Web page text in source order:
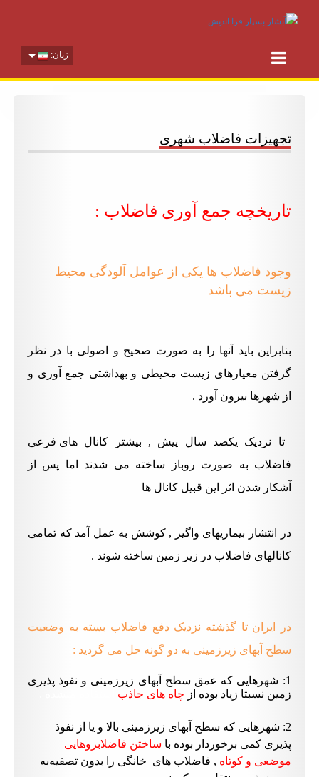
زبان:
تجهیزات فاضلاب شهری
تاریخچه جمع آوری فاضلاب :
وجود فاضلاب ها یکی از عوامل آلودگی محیط
زیست می باشد
بنابراین باید آنها را به صورت صحیح و اصولی با در نظر
گرفتن معیارهای زیست محیطی و بهداشتی جمع آوری و
از شهرها بیرون آورد .
تا نزدیک یکصد سال پیش , بیشتر کانال های فرعی
فاضلاب به صورت روباز ساخته می شدند اما پس از
آشکار شدن اثر این قبیل کانال ها
در انتشاربیماریهای واگیر , کوشش به عمل آمد که تمامی
کانالهای فاضلاب در زیر زمین ساخته شوند .
در ایران تا گذشته نزدیک دفع فاضلاب بسته به وضعیت
سطح آبهای زیرزمینی به دو گونه حل می گردید:
شهرهایی که عمق سطح آبهای زیرزمینی و نفوذ پذیری
زمین نسبتا زیاد بوده از چاه های جاذباستفاده میشده .
2: شهرهایی که سطح آبهای زیرزمینی بالا و یا از نفوذ
پذیری کمی برخوردار بوده باساختن فاضلابروهایی
موضعی و کوتاه , فاضلاب هایخانگی را بدونتصفیهبه